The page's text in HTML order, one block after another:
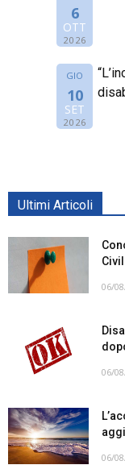
6
OTT
2026
GIO
10
SET
2026
Ultimi Articoli
06/
06/
06/